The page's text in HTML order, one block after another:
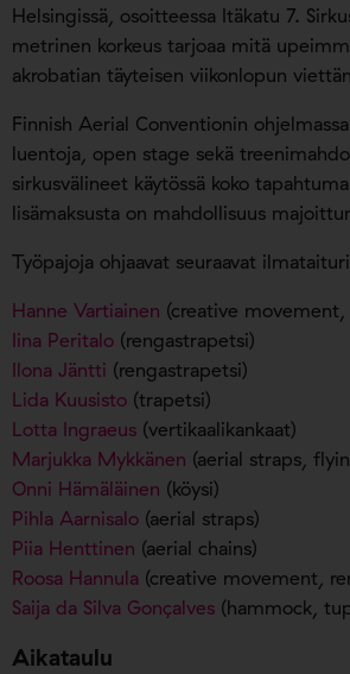
Helsingissä, osoitteessa Itäkatu 7.
metrinen korkeus tarjoaa mitä
akrobatian täyteisen viikonlopun
Finnish Aerial Conventionin
luentoja, open stage sekä
sirkusvälineet käytössä koko
lisämaksusta on mahdollisuus
Työpajoja ohjaavat seuraavat
Hanne Vartiainen (creative movement,
Iina Peritalo (rengastrapetsi)
Ilona Jäntti (rengastrapetsi)
Lida Kuusisto (trapetsi)
Lotta Ingraeus (vertikaalikankaat)
Marjukka Mykkänen (aerial straps,
Onni Hämäläinen (köysi)
Pihla Aarnisalo (aerial straps)
Piia Henttinen (aerial chains)
Roosa Hannula (creative movement,
Saija da Silva Gonçalves (hammock,
Aikataulu